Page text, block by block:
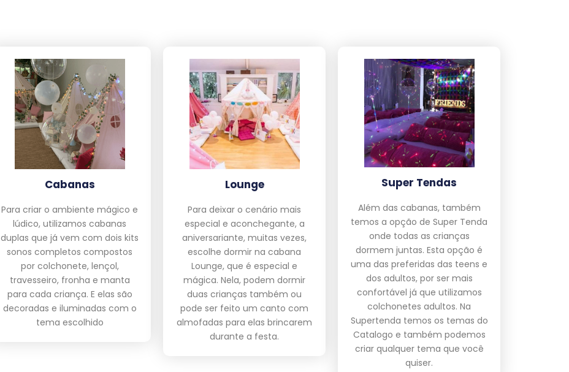
Cabanas
Para criar o ambiente mágico e
lúdico, utilizamos cabanas
duplas que já vem com dois kits
sonos completos compostos
por colchonete, lençol,
travesseiro, fronha e manta
para cada criança. E elas são
decoradas e iluminadas com o
tema escolhido
Lounge
Para deixar o cenário mais
especial e aconchegante, a
aniversariante, muitas vezes,
escolhe dormir na cabana
Lounge, que é especial e
mágica. Nela, podem dormir
duas crianças também ou
pode ser feito um canto com
almofadas para elas brincarem
durante a festa.
Super Tendas
Além das cabanas, também
temos a opção de Super Tenda
onde todas as crianças
dormem juntas. Esta opção é
uma das preferidas das teens e
dos adultos, por ser mais
confortável já que utilizamos
colchonetes adultos. Na
Supertenda temos os temas do
Catalogo e também podemos
criar qualquer tema que você
quiser.